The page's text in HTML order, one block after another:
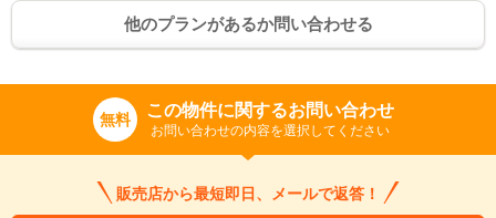
他のプランがあるか問い合わせる
無料 この物件に関するお問い合わせ
お問い合わせの内容を選択してください
販売店から最短即日、メールで返答！